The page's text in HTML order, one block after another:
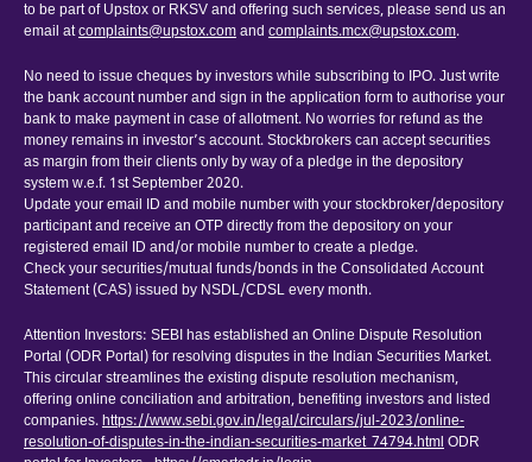
to be part of Upstox or RKSV and offering such services, please send us an
email atcomplaints@upstox.comand complaints.mcx@upstox.com.
No need to issue cheques by investors while subscribing to IPO. Just write
the bank account number and sign in the application form to authorise your
bank to make payment in case of allotment. No worries for refund as the
money remains in investor’s account. Stockbrokers can accept securities
as margin from their clients only by way of a pledge in the depository
system w.e.f. 1st September 2020.
Update your email ID and mobile number with your stockbroker/depository
participant and receive an OTP directly from the depository on your
registered email ID and/or mobile number to create a pledge.
Check your securities/mutual funds/bonds in the Consolidated Account
Statement (CAS) issued by NSDL/CDSL every month.
Attention Investors: SEBI has established an Online Dispute Resolution
Portal (ODR Portal) for resolving disputes in the Indian Securities Market.
This circular streamlines the existing dispute resolution mechanism,
offering online conciliation and arbitration, benefiting investors and listed
companies.https://www.sebi.gov.in/legal/circulars/jul-2023/online-
resolution-of-disputes-in-the-indian-securities-market_74794.html ODR